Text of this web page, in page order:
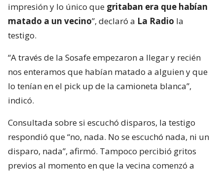
impresión y lo único que gritaban era que habían
matado a un vecino”, declaró a La Radio la
testigo.
“A través de la Sosafe empezaron a llegar y recién
nos enteramos que habían matado a alguien y que
lo tenían en el pick up de la camioneta blanca”,
indicó.
Consultada sobre si escuchó disparos, la testigo
respondió que “no, nada. No se escuchó nada, ni un
disparo, nada”, afirmó. Tampoco percibió gritos
previos al momento en que la vecina comenzó a